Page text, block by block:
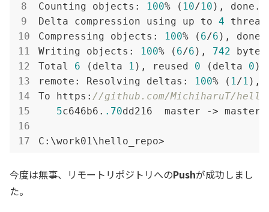
Counting objects:
100% ( 10/10 ), done.
Delta compression using up to 4
Compressing objects:
100% ( 6/6 ), done.
Writing objects:
100% ( 6/6 ), 742
Total 6 (delta 1 ), reused 0 (delta 0 )
remote: Resolving deltas:
100% ( 1/1 ),
To https: //github.com/MichiharuT/
5c646b6. .70dd216  master -> master
C:\work01\hello_repo>
今度は無事、リモートリポジトリへのPushが成功しまし
た。